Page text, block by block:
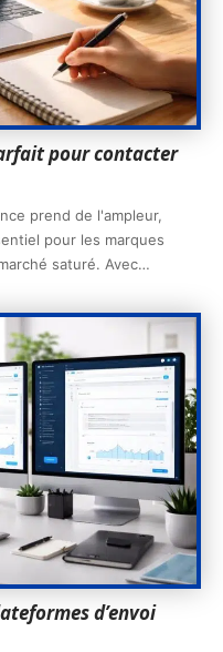
pour contacter
prend de l'ampleur,
pour les marques
saturé. Avec…
d’envoi